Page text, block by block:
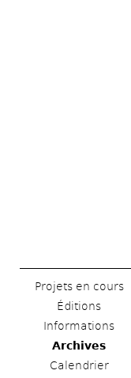
Projets en cours
Éditions
Informations
Archives
Calendrier